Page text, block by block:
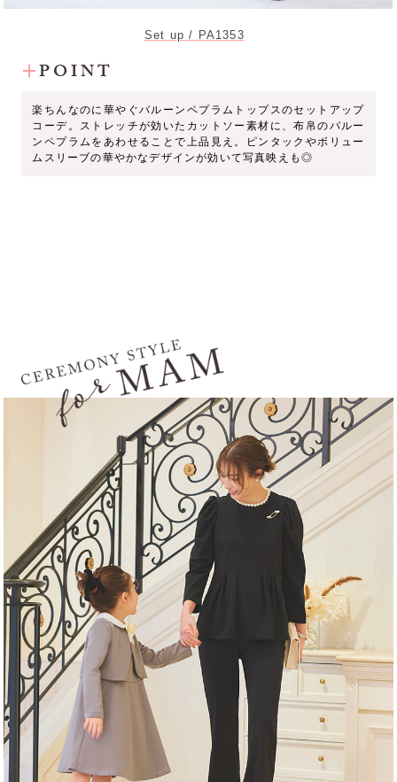
Set up / PA1353
POINT
楽ちんなのに華やぐバルーンペプラムトップスのセットアップ
コーデ。ストレッチが効いたカットソー素材に、布帛のバルー
ンペプラムをあわせることで上品見え。ピンタックやボリュー
ムスリーブの華やかなデザインが効いて写真映えも◎